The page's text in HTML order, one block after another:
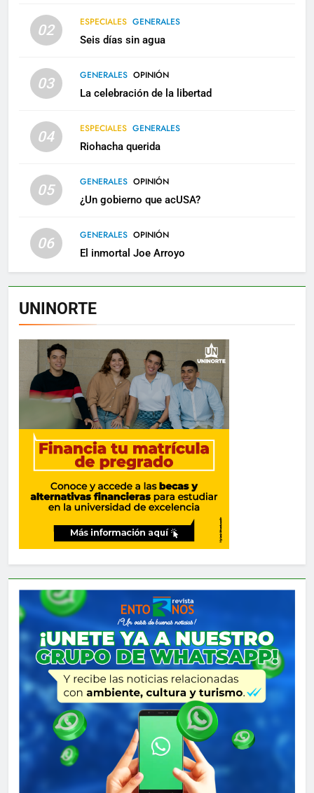
02 ESPECIALES GENERALES
Seis días sin agua
03 GENERALES OPINIÓN
La celebración de la libertad
04 ESPECIALES GENERALES
Riohacha querida
05 GENERALES OPINIÓN
¿Un gobierno que acUSA?
06 GENERALES OPINIÓN
El inmortal Joe Arroyo
UNINORTE